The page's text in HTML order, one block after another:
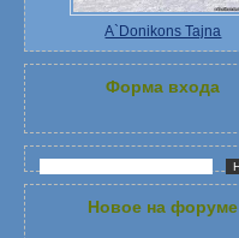
A`Donikons Tajna
Форма входа
Новое на форуме